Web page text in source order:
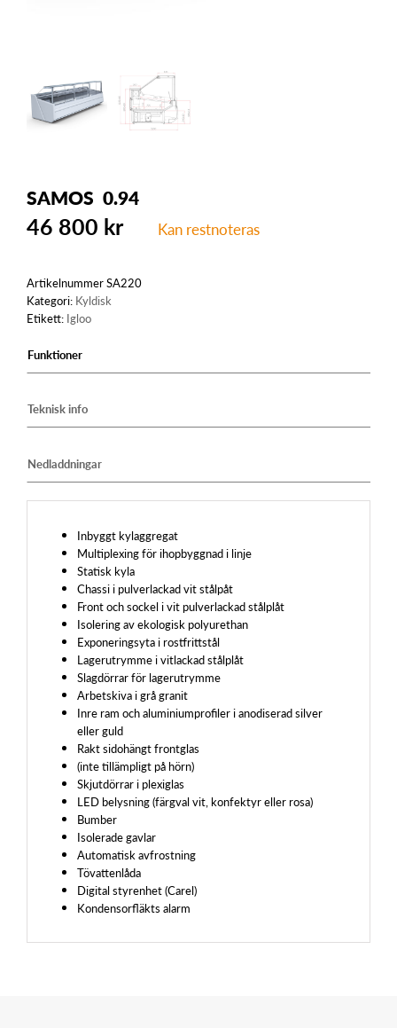
SAMOS 0.94
46 800 kr Kan restnoteras
ArtikelnummerSA220
Kategori: Kyldisk
Etikett: Igloo
Funktioner
Teknisk info
Nedladdningar
Inbyggt kylaggregat
Multiplexing för ihopbyggnad i linje
Statisk kyla
Chassi i pulverlackad vit stålpåt
Front och sockel i vit pulverlackad stålplåt
Isolering av ekologisk polyurethan
Exponeringsyta i rostfrittstål
Lagerutrymme i vitlackad stålplåt
Slagdörrar för lagerutrymme
Arbetskiva i grå granit
Inre ram och aluminiumprofiler i anodiserad silver
eller guld
Rakt sidohängt frontglas
(inte tillämpligt på hörn)
Skjutdörrar i plexiglas
LED belysning (färgval vit, konfektyr eller rosa)
Bumber
Isolerade gavlar
Automatisk avfrostning
Tövattenlåda
Digital styrenhet (Carel)
Kondensorfläkts alarm